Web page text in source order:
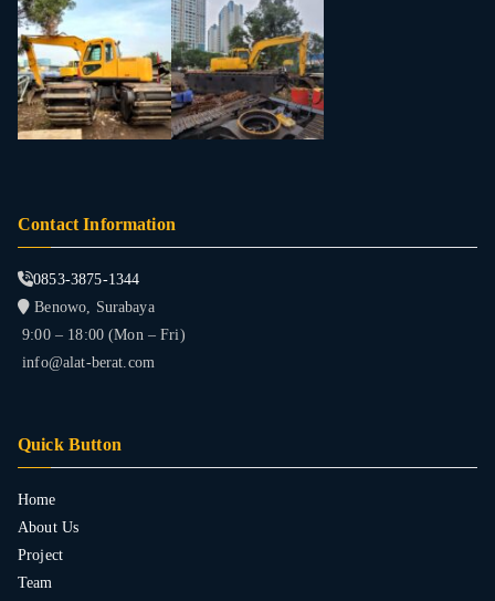
Contact Information
0853-3875-1344
Benowo, Surabaya
9:00 – 18:00 (Mon – Fri)
info@alat-berat.com
Quick Button
Home
About Us
Project
Team